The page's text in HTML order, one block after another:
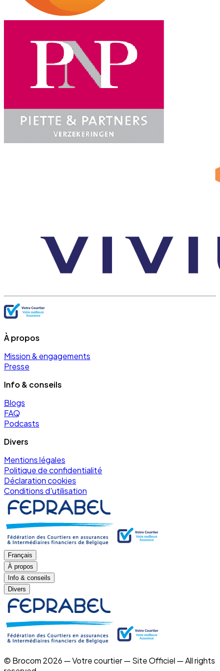
À propos
Mission & engagements
Presse
Info & conseils
Blogs
FAQ
Podcasts
Divers
Mentions légales
Politique de confidentialité
Déclaration cookies
Conditions d'utilisation
Français
À propos
Info & conseils
Divers
© Brocom 2026 — Votre courtier — Site Officiel — All rights